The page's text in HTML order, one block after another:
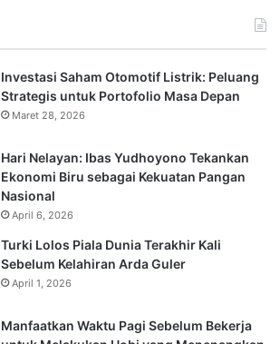
Investasi Saham Otomotif Listrik: Peluang
Strategis untuk Portofolio Masa Depan
Maret 28, 2026
Hari Nelayan: Ibas Yudhoyono Tekankan
Ekonomi Biru sebagai Kekuatan Pangan
Nasional
April 6, 2026
Turki Lolos Piala Dunia Terakhir Kali
Sebelum Kelahiran Arda Guler
April 1, 2026
Manfaatkan Waktu Pagi Sebelum Bekerja